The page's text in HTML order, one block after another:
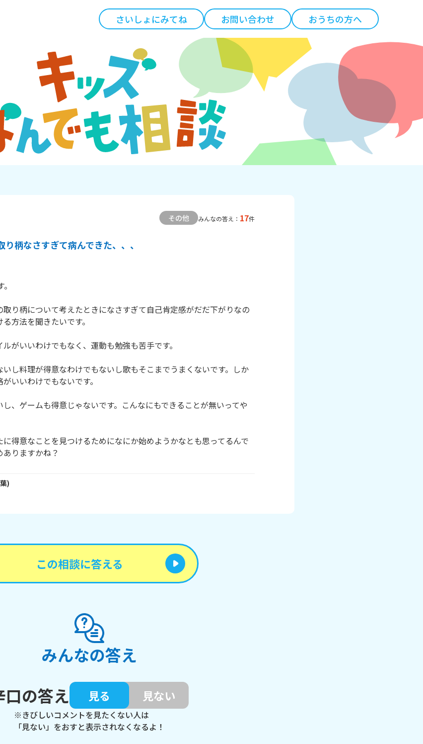
さいしょにみてね お問い合わせ おうちの方へ
その他 みんなの答え： 17件
り柄なさすぎて病んできた、、、
り柄について考えたときになさすぎて自己肯定感がだだ下がりなの
方法を聞きたいです。
がいいわけでもなく、運動も勉強も苦手です。
し料理が得意なわけでもないし歌もそこまでうまくないです。しか
いいわけでもないです。
、ゲームも得意じゃないです。こんなにもできることが無いってや
得意なことを見つけるためになにか始めようかなとも思ってるんで
りますかね？
)
この相談に答える
みんなの答え
口の答え
見る 見ない
※きびしいコメントを見たくない人は
「見ない」をおすと表示されなくなるよ！